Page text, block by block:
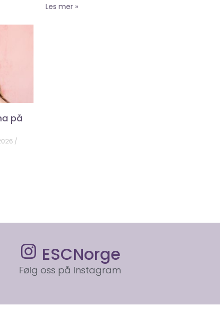
Les mer »
på
ESCNorge
Følg oss på Instagram